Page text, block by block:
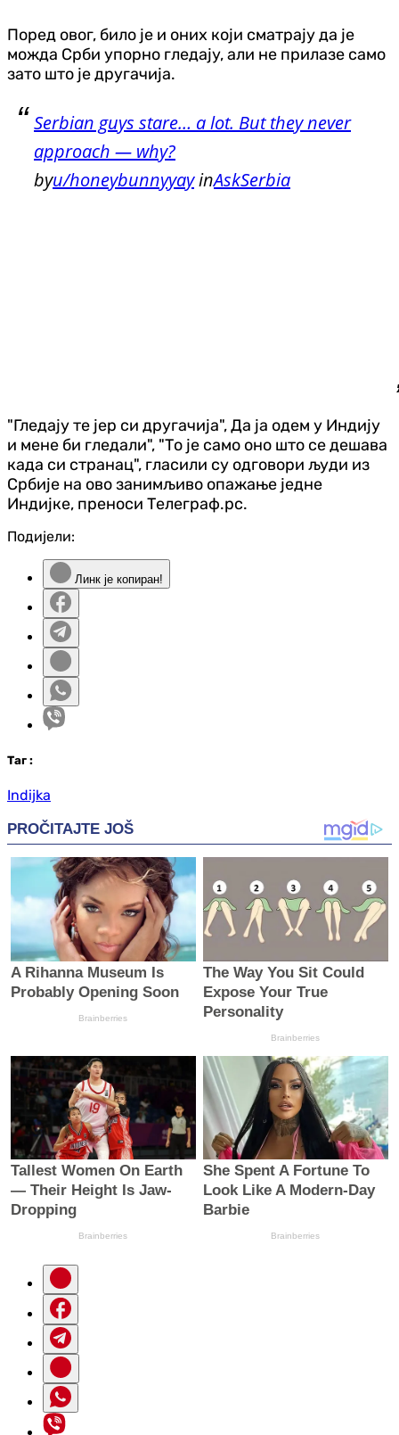
Поред овог, било је и оних који сматрају да је
можда Срби упорно гледају, али не прилазе само
зато што је другачија.
Serbian guys stare… a lot. But they never
approach — why?
byu/honeybunnyyayinAskSerbia
"Гледају те јер си другачија", Да ја одем у Индију
и мене би гледали", "То је само оно што се дешава
када си странац", гласили су одговори људи из
Србије на ово занимљиво опажање једне
Индијке, преноси Телеграф.рс.
Подијели:
Линк је копиран!
Таг :
Indijka